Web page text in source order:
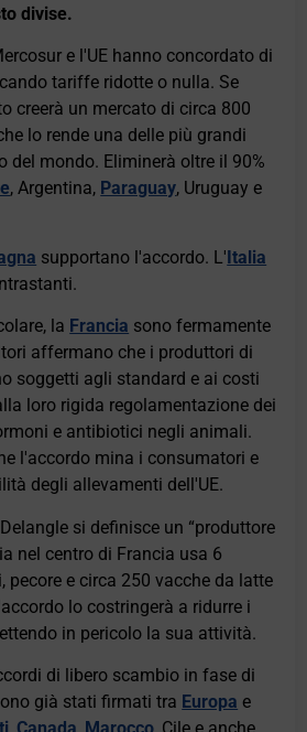
divise.
e l'UE hanno concordato di
tariffe ridotte o nulla. Se
creerà un mercato di circa 800
lo rende una delle più grandi
del mondo. Eliminerà oltre il 90%
, Argentina, Paraguay, Uruguay e
supportano l'accordo. L'Italia
la Francia sono fermamente
affermano che i produttori di
soggetti agli standard e ai costi
loro rigida regolamentazione dei
e antibiotici negli animali.
l'accordo mina i consumatori e
degli allevamenti dell'UE.
si definisce un “produttore
nel centro di Francia usa 6
pecore e circa 250 vacche da latte
lo costringerà a ridurre i
in pericolo la sua attività.
di libero scambio in fase di
già stati firmati tra Europa e